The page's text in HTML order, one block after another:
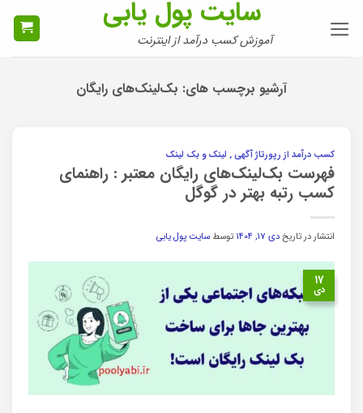
سایت پول یابی
آموزش کسب درآمد از اینترنت
آرشیو برچسب های: بک‌لینک‌های رایگان
کسب درآمد از رپورتاژ آگهی , لینک و بک لینک
فهرست بک‌لینک‌های رایگان معتبر : راهنمای
کسب رتبه بهتر در گوگل
انتشار در تاریخدی ۱۷, ۱۴۰۴ توسط سایت پول یابی
۱۷
دی